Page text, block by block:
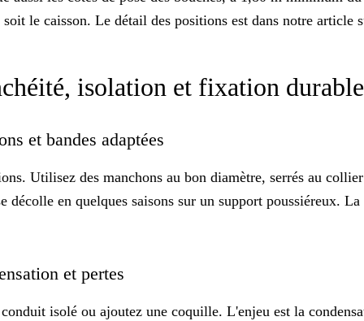
le caisson. Le détail des positions est dans notre article
isolation et fixation
et bandes adaptées
Utilisez des manchons au bon diamètre, serrés au
en quelques saisons sur un support poussiéreux.
et pertes
isolé ou ajoutez une coquille. L'enjeu est la